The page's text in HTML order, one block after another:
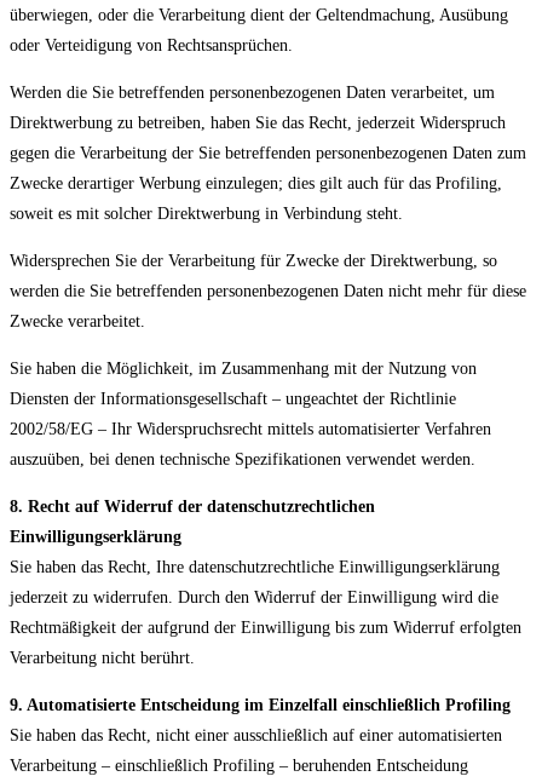
überwiegen, oder die Verarbeitung dient der Geltendmachung, Ausübung
oder Verteidigung von Rechtsansprüchen.
Werden die Sie betreffenden personenbezogenen Daten verarbeitet, um
Direktwerbung zu betreiben, haben Sie das Recht, jederzeit Widerspruch
gegen die Verarbeitung der Sie betreffenden personenbezogenen Daten zum
Zwecke derartiger Werbung einzulegen; dies gilt auch für das Profiling,
soweit es mit solcher Direktwerbung in Verbindung steht.
Widersprechen Sie der Verarbeitung für Zwecke der Direktwerbung, so
werden die Sie betreffenden personenbezogenen Daten nicht mehr für diese
Zwecke verarbeitet.
Sie haben die Möglichkeit, im Zusammenhang mit der Nutzung von
Diensten der Informationsgesellschaft – ungeachtet der Richtlinie
2002/58/EG – Ihr Widerspruchsrecht mittels automatisierter Verfahren
auszuüben, bei denen technische Spezifikationen verwendet werden.
8. Recht auf Widerruf der datenschutzrechtlichen
Einwilligungserklärung
Sie haben das Recht, Ihre datenschutzrechtliche Einwilligungserklärung
jederzeit zu widerrufen. Durch den Widerruf der Einwilligung wird die
Rechtmäßigkeit der aufgrund der Einwilligung bis zum Widerruf erfolgten
Verarbeitung nicht berührt.
9. Automatisierte Entscheidung im Einzelfall einschließlich Profiling
Sie haben das Recht, nicht einer ausschließlich auf einer automatisierten
Verarbeitung – einschließlich Profiling – beruhenden Entscheidung